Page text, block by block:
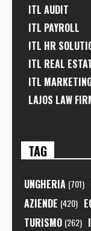
ITL AUDIT
ITL PAYROLL
ITL HR
ITL REAL
ITL
LAJOS LAW
TAG
UNGHERIA (701)
AZIENDE (420)
TURISMO (262)